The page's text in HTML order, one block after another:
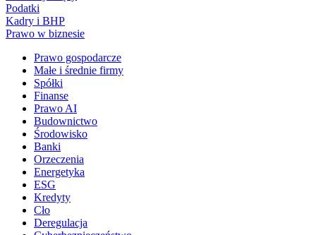
Podatki
Kadry i BHP
Prawo w biznesie
Prawo gospodarcze
Małe i średnie firmy
Spółki
Finanse
Prawo AI
Budownictwo
Środowisko
Banki
Orzeczenia
Energetyka
ESG
Kredyty
Cło
Deregulacja